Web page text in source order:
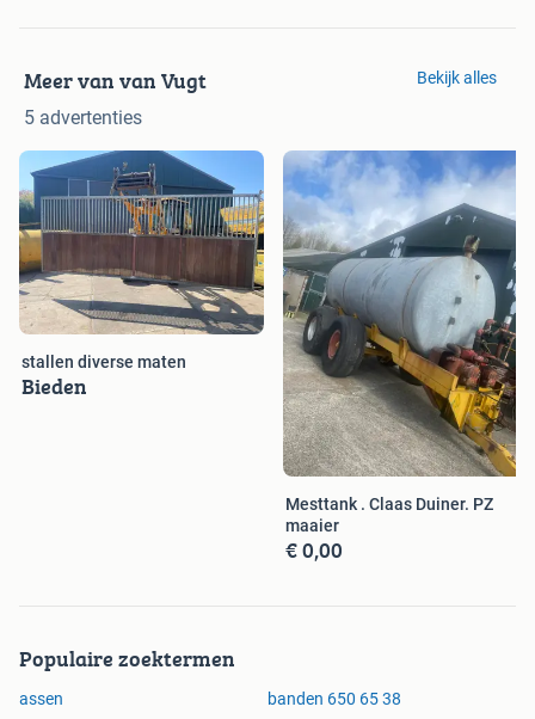
Meer van van Vugt
5 advertenties
Bekijk alles
stallen diverse maten
Bieden
Mesttank . Claas Duiner. PZ
maaier
€ 0,00
Populaire zoektermen
assen
banden 650 65 38